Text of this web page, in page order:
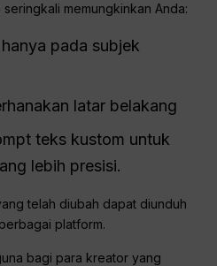
memungkinkan Anda:
pada subjek
latar belakang
teks kustom untuk
lebih presisi.
telah diubah dapat diunduh
platform.
bagi para kreator yang